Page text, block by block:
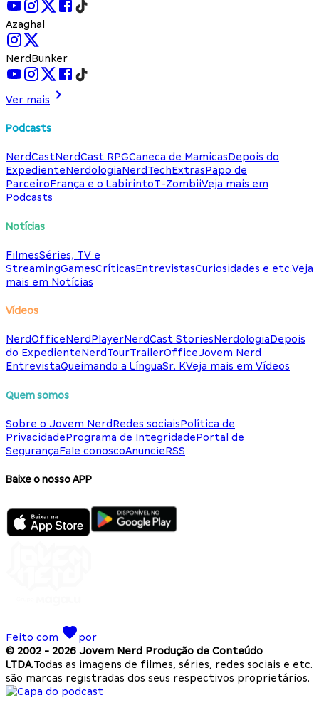
Azaghal
NerdBunker
Ver mais
Podcasts
NerdCastNerdCast RPGCaneca de MamicasDepois do
ExpedienteNerdologiaNerdTechExtrasPapo de
ParceiroFrança e o LabirintoT-ZombiiVeja mais em
Podcasts
Notícias
FilmesSéries, TV e
StreamingGamesCríticasEntrevistasCuriosidades e etc.Veja
mais em Notícias
Vídeos
NerdOfficeNerdPlayerNerdCast StoriesNerdologiaDepois
do ExpedienteNerdTourTrailerOfficeJovem Nerd
EntrevistaQueimando a LínguaSr. KVeja mais em Vídeos
Quem somos
Sobre o Jovem NerdRedes sociaisPolítica de
PrivacidadePrograma de IntegridadePortal de
SegurançaFale conoscoAnuncieRSS
Baixe o nosso APP
Feito com
por
© 2002 - 2026 Jovem Nerd Produção de Conteúdo
LTDA.Todas as imagens de filmes, séries, redes sociais e etc.
são marcas registradas dos seus respectivos proprietários.